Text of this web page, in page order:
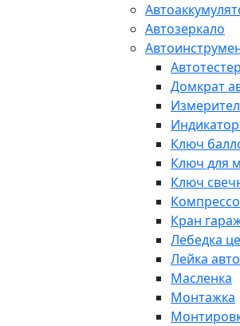
Автозеркало
Домкрат
Ключ
Ключ для
Ключ
Кран
Лебедка
Лейка
Масленка
Монтажка